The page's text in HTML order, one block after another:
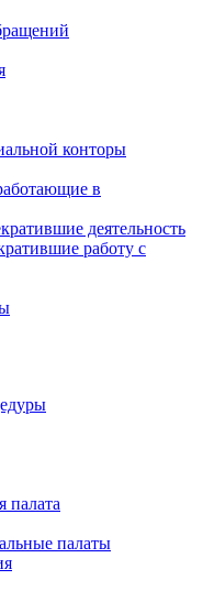
конторы
в
деятельность
работу с
палата
палаты